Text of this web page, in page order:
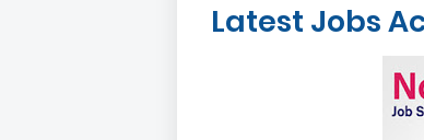
Latest Jobs